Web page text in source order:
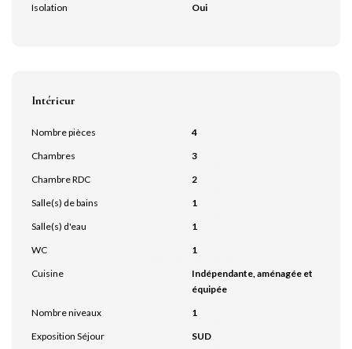
Isolation
Oui
Intérieur
Nombre pièces
4
Chambres
3
Chambre RDC
2
Salle(s) de bains
1
Salle(s) d'eau
1
WC
1
Cuisine
Indépendante, aménagée et
équipée
Nombre niveaux
1
Exposition Séjour
SUD